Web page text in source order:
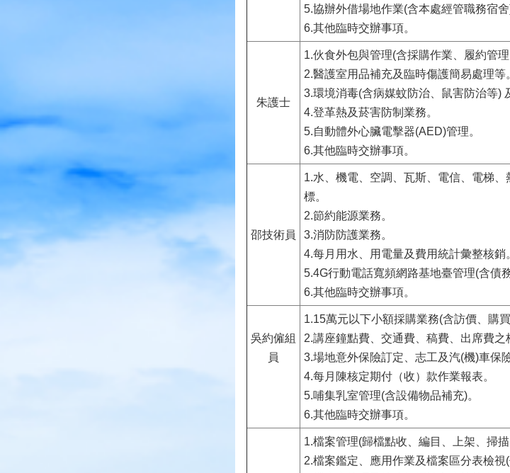
5.協辦外借場地作業(含本處經管職務宿舍)
6.其他臨時交辦事項。
朱護士
1.伙食外包與管理(含採購作業、履約管
2.醫護室用品補充及臨時傷護簡易處理等
3.環境消毒(含病媒蚊防治、鼠害防治等)
4.登革熱及菸害防制業務。
5.自動體外心臟電擊器(AED)管理。
6.其他臨時交辦事項。
邵技術員
1.水、機電、空調、瓦斯、電信、電梯
標。
2.節約能源業務。
3.消防防護業務。
4.每月用水、用電量及費用統計彙整核銷
5.4G行動電話寬頻網路基地臺管理(含債
6.其他臨時交辦事項。
吳約僱組
員
1.15萬元以下小額採購業務(含訪價、購買
2.講座鐘點費、交通費、稿費、出席費之
3.場地意外保險訂定、志工及汽(機)車保
4.每月陳核定期付（收）款作業報表。
5.哺集乳室管理(含設備物品補充)。
6.其他臨時交辦事項。
1.檔案管理(歸檔點收、編目、上架、掃
2.檔案鑑定、應用作業及檔案區分表檢視(